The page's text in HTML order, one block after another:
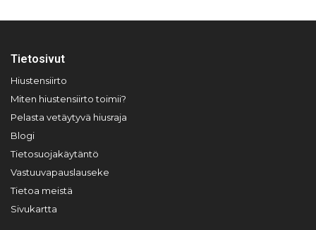
Tietosivut
Hiustensiirto
Miten hiustensiirto toimii?
Pelasta vetäytyvä hiusraja
Blogi
Tietosuojakäytäntö
Vastuuvapauslauseke
Tietoa meistä
Sivukartta